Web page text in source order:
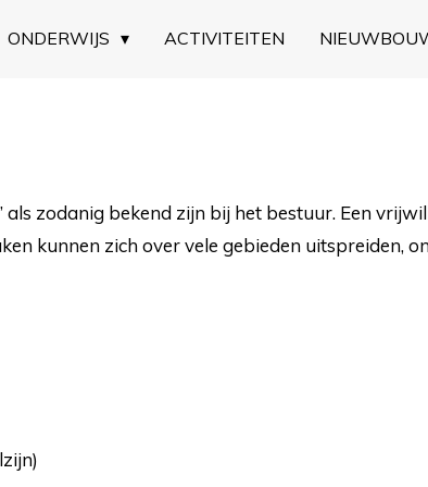
ONDERWIJS ACTIVITEITEN
zodanig bekend zijn bij het bestuur. Een
kunnen zich over vele gebieden uitspreiden,